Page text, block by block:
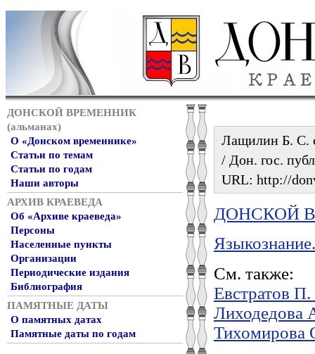
ДОНСКОЙ ВРЕМЕННИК
(альманах)
О «Донском временнике»
Статьи по темам
Статьи по годам
Наши авторы
АРХИВ КРАЕВЕДА
Об «Архиве краеведа»
Персоны
Населенные пункты
Организации
Периодические издания
Библиография
ПАМЯТНЫЕ ДАТЫ
О памятных датах
Памятные даты по годам
Лащилин Б. С.
/ Дон. гос.
URL: http://
ДОНСКОЙ
См. также:
Евстратов
Лиходедова
Тихомирова